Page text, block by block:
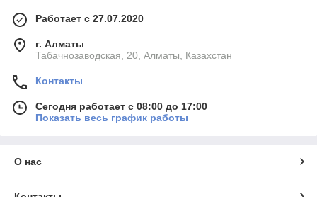
Работает с 27.07.2020
г. Алматы
Табачнозаводская, 20, Алматы, Казахстан
Контакты
Сегодня работает с 08:00 до 17:00
Показать весь график работы
О нас